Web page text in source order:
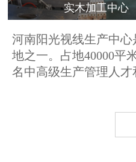
实木加工中心
河南阳光视线生产中
地之一。占地40000平
名中高级生产管理人